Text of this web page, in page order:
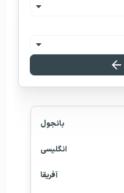
بانجول
انگلیسی
آفریقا